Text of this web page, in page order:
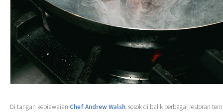
Di tangan kepiawaian Chef Andrew Walsh, sosok di balik berbagai restoran